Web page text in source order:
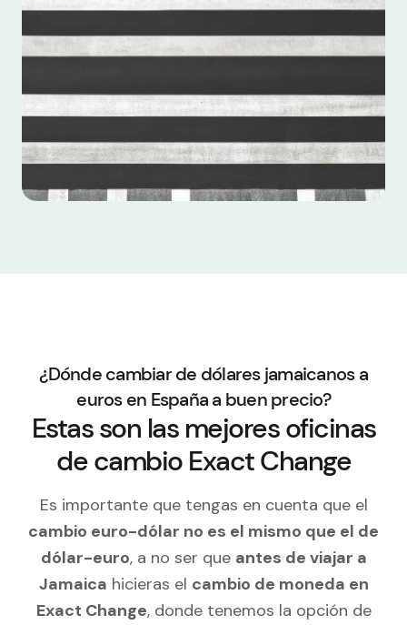
¿Dónde cambiar de dólares jamaicanos a
euros en España a buen precio?
Estas son las mejores oficinas
de cambio Exact Change
Es importante que tengas en cuenta que el
cambio euro-dólar no es el mismo que el de
dólar-euro, a no ser que antes de viajar a
Jamaica hicieras el cambio de moneda en
Exact Change, donde tenemos la opción de